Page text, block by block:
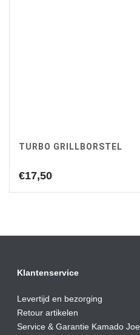
TURBO GRILLBORSTEL
€17,50
Klantenservice
Levertijd en bezorging
Retour artikelen
Service & Garantie Kamado Joe